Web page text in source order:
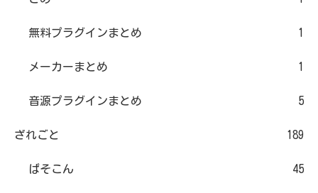
無料プラグインまとめ 1
メーカーまとめ 1
音源プラグインまとめ 5
ざれごと 189
ぱそこん 45